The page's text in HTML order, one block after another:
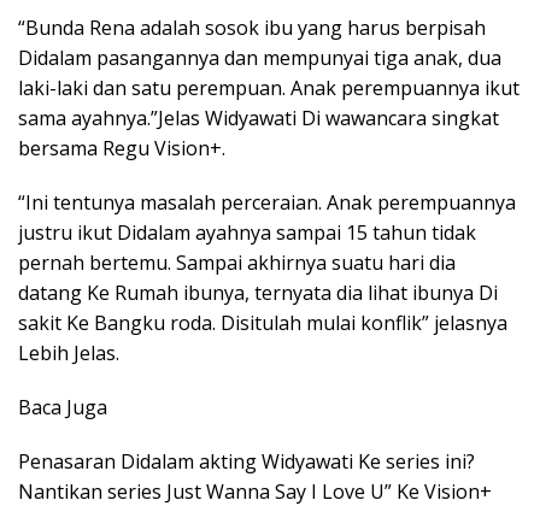
“Bunda Rena adalah sosok ibu yang harus berpisah
Didalam pasangannya dan mempunyai tiga anak, dua
laki-laki dan satu perempuan. Anak perempuannya ikut
sama ayahnya.”Jelas Widyawati Di wawancara singkat
bersama Regu Vision+.
“Ini tentunya masalah perceraian. Anak perempuannya
justru ikut Didalam ayahnya sampai 15 tahun tidak
pernah bertemu. Sampai akhirnya suatu hari dia
datang Ke Rumah ibunya, ternyata dia lihat ibunya Di
sakit Ke Bangku roda. Disitulah mulai konflik” jelasnya
Lebih Jelas.
Baca Juga
Penasaran Didalam akting Widyawati Ke series ini?
Nantikan series Just Wanna Say I Love U” Ke Vision+